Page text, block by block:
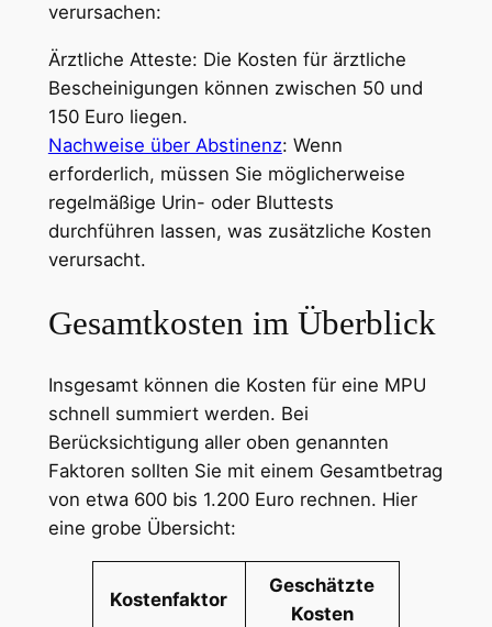
verursachen:
Ärztliche Atteste: Die Kosten für ärztliche
Bescheinigungen können zwischen 50 und
150 Euro liegen.
Nachweise über Abstinenz: Wenn
erforderlich, müssen Sie möglicherweise
regelmäßige Urin- oder Bluttests
durchführen lassen, was zusätzliche Kosten
verursacht.
Gesamtkosten im Überblick
Insgesamt können die Kosten für eine MPU
schnell summiert werden. Bei
Berücksichtigung aller oben genannten
Faktoren sollten Sie mit einem Gesamtbetrag
von etwa 600 bis 1.200 Euro rechnen. Hier
eine grobe Übersicht:
Kostenfaktor
Geschätzte
Kosten